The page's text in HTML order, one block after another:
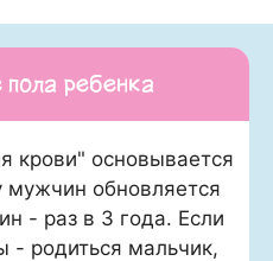
ребенка
крови" основывается
мужчин обновляется
- раз в 3 года. Если
- родиться мальчик,